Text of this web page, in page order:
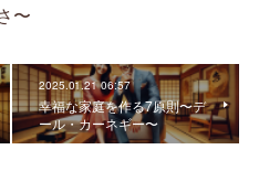
〜
2025.01.21 06:57
幸福な家庭を作る7原則〜デ
ール・カーネギー〜